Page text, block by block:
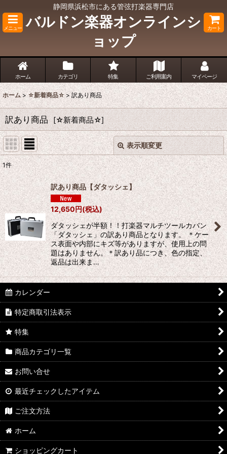
静岡県浜松市にある管弦打楽器専門店
メニュー
バルドン楽器オンラインシ
ョップ
カート
ホーム カテゴリ 特集 ご利用案内 マイページ
ホーム > ☆新着商品☆ > 訳あり商品
訳あり商品 [☆新着商品☆]
表示順変更
表示数:
並び順:
絞り込む
閉じる
1件
訳あり商品【ダタッシェ】
12,650円(税込)
ダタッシェが半額！！打楽器マルチツールカバン
「ダタッシェ」の訳あり商品となります。 ＊ケー
ス表面や内部にキズ等がありますが、使用上の問
題はありません。＊訳あり品につき、色の指定、
返品は出来ま…
カレンダー
特定商取引法表示
特集
商品カテゴリ一覧
お問い合せ
最近チェックしたアイテム
ご注文方法
ホーム
ショッピングカート